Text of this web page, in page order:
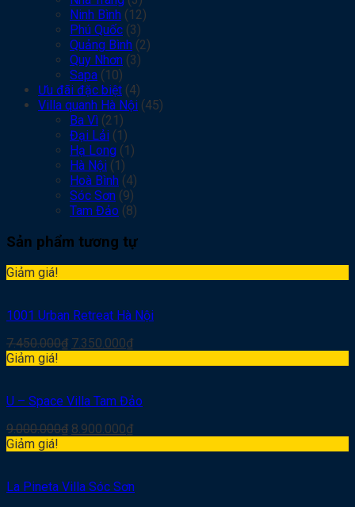
Ninh Bình (12)
Phú Quốc (3)
Quảng Bình (2)
Quy Nhơn (3)
Sapa (10)
Ưu đãi đặc biệt (4)
Villa quanh Hà Nội (45)
Ba Vì (21)
Đại Lải (1)
Hạ Long (1)
Hà Nội (1)
Hoà Bình (4)
Sóc Sơn (9)
Tam Đảo (8)
Sản phẩm tương tự
Giảm giá!
1001 Urban Retreat Hà Nội
7.450.000₫ 7.350.000₫
Giảm giá!
U – Space Villa Tam Đảo
9.000.000₫ 8.900.000₫
Giảm giá!
La Pineta Villa Sóc Sơn